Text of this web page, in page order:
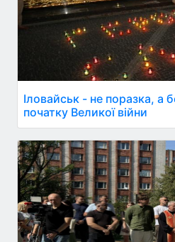
Іловайськ - не поразка, а
початку Великої війни